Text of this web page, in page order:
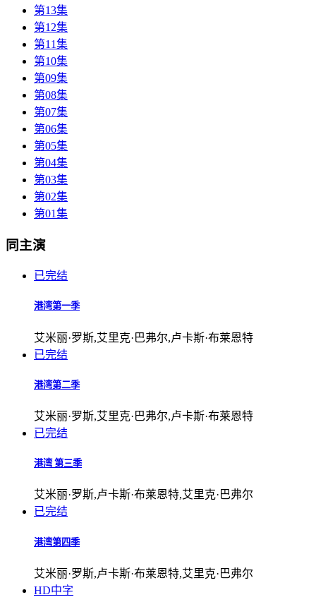
第13集
第12集
第11集
第10集
第09集
第08集
第07集
第06集
第05集
第04集
第03集
第02集
第01集
同主演
已完结
港湾第一季
艾米丽·罗斯,艾里克·巴弗尔,卢卡斯·布莱恩特
已完结
港湾第二季
艾米丽·罗斯,艾里克·巴弗尔,卢卡斯·布莱恩特
已完结
港湾 第三季
艾米丽·罗斯,卢卡斯·布莱恩特,艾里克·巴弗尔
已完结
港湾第四季
艾米丽·罗斯,卢卡斯·布莱恩特,艾里克·巴弗尔
HD中字